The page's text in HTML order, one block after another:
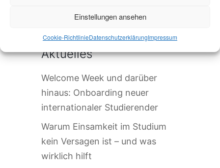
Einstellungen ansehen
Cookie-RichtlinieDatenschutzerklärungImpressum
Aktuelles
Welcome Week und darüber
hinaus: Onboarding neuer
internationaler Studierender
Warum Einsamkeit im Studium
kein Versagen ist – und was
wirklich hilft